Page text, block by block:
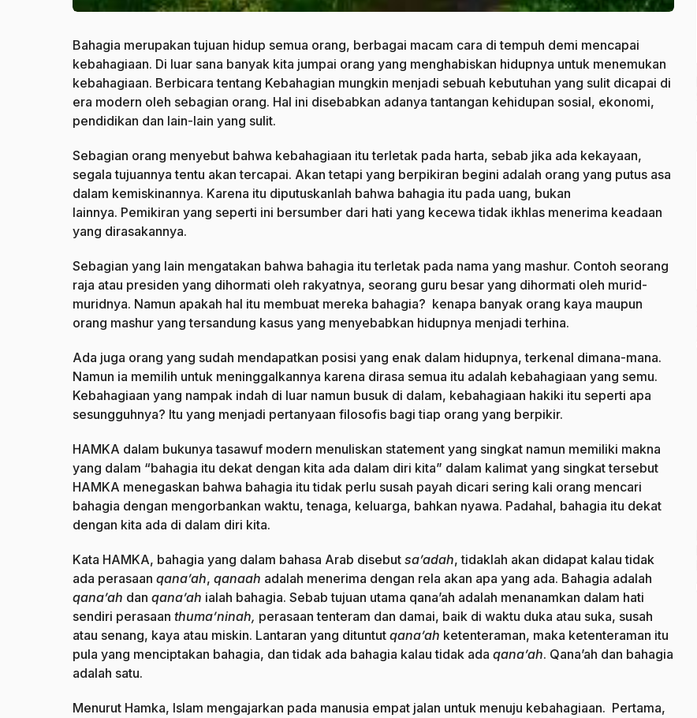
Bahagia merupakan tujuan hidup semua orang, berbagai macam cara di tempuh demi mencapai
kebahagiaan. Di luar sana banyak kita jumpai orang yang menghabiskan hidupnya untuk menemukan
kebahagiaan. Berbicara tentang Kebahagian mungkin menjadi sebuah kebutuhan yang sulit dicapai di
era modern oleh sebagian orang. Hal ini disebabkan adanya tantangan kehidupan sosial, ekonomi,
pendidikan dan lain-lain yang sulit.
Sebagian orang menyebut bahwa kebahagiaan itu terletak pada harta, sebab jika ada kekayaan,
segala tujuannya tentu akan tercapai. Akan tetapi yang berpikiran begini adalah orang yang putus asa
dalam kemiskinannya. Karena itu diputuskanlah bahwa bahagia itu pada uang, bukan
lainnya. Pemikiran yang seperti ini bersumber dari hati yang kecewa tidak ikhlas menerima keadaan
yang dirasakannya.
Sebagian yang lain mengatakan bahwa bahagia itu terletak pada nama yang mashur. Contoh seorang
raja atau presiden yang dihormati oleh rakyatnya, seorang guru besar yang dihormati oleh murid-
muridnya. Namun apakah hal itu membuat mereka bahagia? kenapa banyak orang kaya maupun
orang mashur yang tersandung kasus yang menyebabkan hidupnya menjadi terhina.
Ada juga orang yang sudah mendapatkan posisi yang enak dalam hidupnya, terkenal dimana-mana.
Namun ia memilih untuk meninggalkannya karena dirasa semua itu adalah kebahagiaan yang semu.
Kebahagiaan yang nampak indah di luar namun busuk di dalam, kebahagiaan hakiki itu seperti apa
sesungguhnya? Itu yang menjadi pertanyaan filosofis bagi tiap orang yang berpikir.
HAMKA dalam bukunya tasawuf modern menuliskan statement yang singkat namun memiliki makna
yang dalam “bahagia itu dekat dengan kita ada dalam diri kita” dalam kalimat yang singkat tersebut
HAMKA menegaskan bahwa bahagia itu tidak perlu susah payah dicari sering kali orang mencari
bahagia dengan mengorbankan waktu, tenaga, keluarga, bahkan nyawa. Padahal, bahagia itu dekat
dengan kita ada di dalam diri kita.
Kata HAMKA, bahagia yang dalam bahasa Arab disebut sa’adah, tidaklah akan didapat kalau tidak
ada perasaan qana’ah, qanaah adalah menerima dengan rela akan apa yang ada. Bahagia adalah
qana’ah dan qana’ah ialah bahagia. Sebab tujuan utama qana’ah adalah menanamkan dalam hati
sendiri perasaan thuma’ninah, perasaan tenteram dan damai, baik di waktu duka atau suka, susah
atau senang, kaya atau miskin. Lantaran yang dituntut qana’ah ketenteraman, maka ketenteraman itu
pula yang menciptakan bahagia, dan tidak ada bahagia kalau tidak ada qana’ah. Qana’ah dan bahagia
adalah satu.
Menurut Hamka, Islam mengajarkan pada manusia empat jalan untuk menuju kebahagiaan. Pertama,